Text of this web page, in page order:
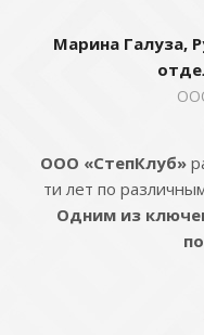
Марина Галуза,
ООО «СтепКлуб»
ти лет по
Одним из